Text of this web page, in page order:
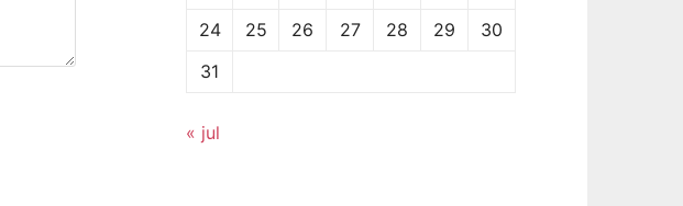
24
25 26 27 28 29
30
31
« jul